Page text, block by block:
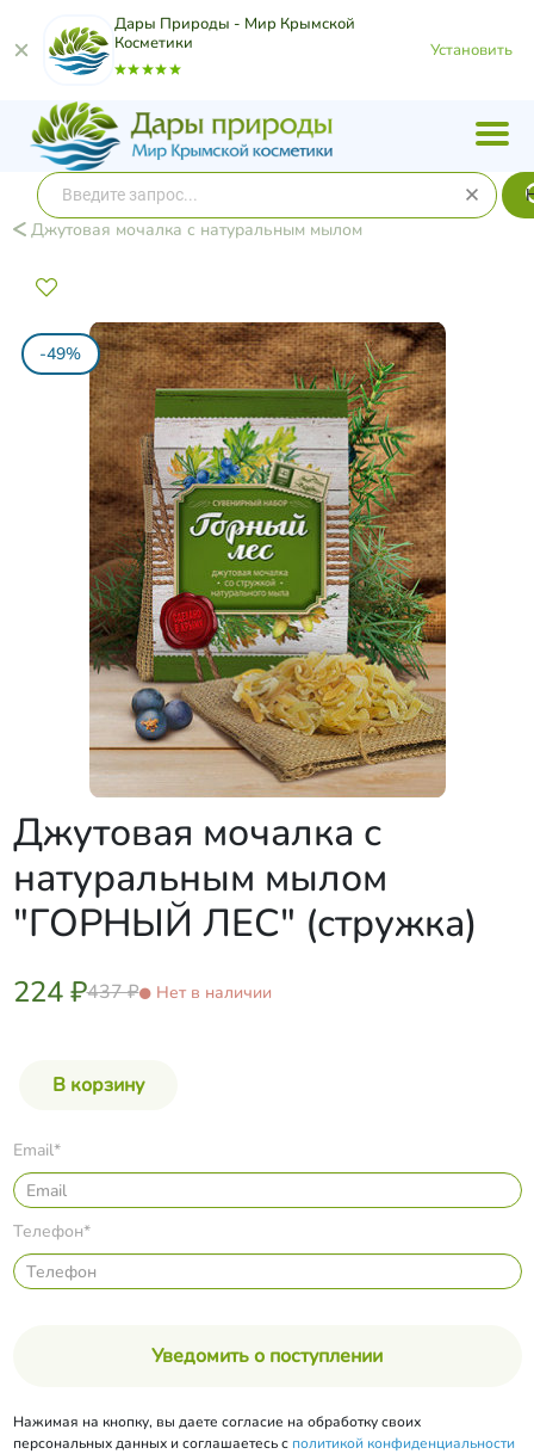
Дары Природы - Мир Крымской
Косметики
Установить
Джутовая мочалка с натуральным мылом
-49%
Джутовая мочалка с
натуральным мылом
"ГОРНЫЙ ЛЕС" (стружка)
224 ₽437 ₽ Нет в наличии
Email*
Телефон*
Уведомить о поступлении
Нажимая на кнопку, вы даете согласие на обработку своих
персональных данных и соглашаетесь с политикой конфиденциальности